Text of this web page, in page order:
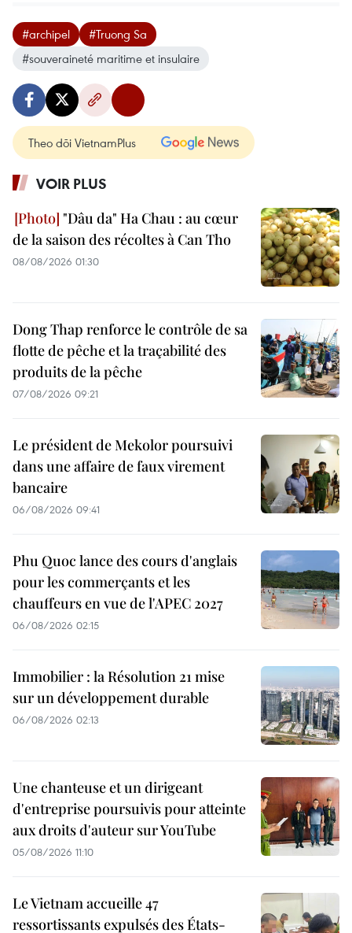
#archipel
#Truong Sa
#souveraineté maritime et insulaire
Theo dõi VietnamPlus
VOIR PLUS
"Dâu da" Ha Chau : au cœur
de la saison des récoltes à Can Tho
08/08/2026 01:30
Dong Thap renforce le contrôle de sa
flotte de pêche et la traçabilité des
produits de la pêche
07/08/2026 09:21
Le président de Mekolor poursuivi
dans une affaire de faux virement
bancaire
06/08/2026 09:41
Phu Quoc lance des cours d'anglais
pour les commerçants et les
chauffeurs en vue de l'APEC 2027
06/08/2026 02:15
Immobilier : la Résolution 21 mise
sur un développement durable
06/08/2026 02:13
Une chanteuse et un dirigeant
d'entreprise poursuivis pour atteinte
aux droits d'auteur sur YouTube
05/08/2026 11:10
Le Vietnam accueille 47
ressortissants expulsés des États-